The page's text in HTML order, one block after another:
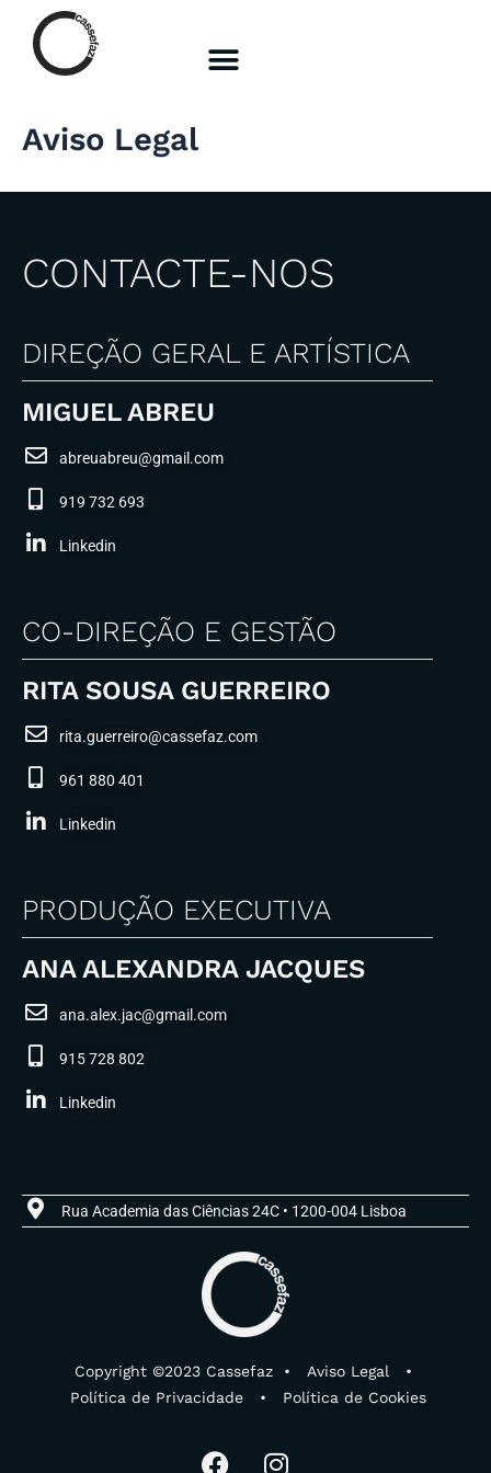
content
Aviso Legal
CONTACTE-NOS
DIREÇÃO GERAL E ARTÍSTICA
MIGUEL ABREU
abreuabreu@gmail.com
919 732 693
Linkedin
CO-DIREÇÃO E GESTÃO
RITA SOUSA GUERREIRO
rita.guerreiro@cassefaz.com
961 880 401
Linkedin
PRODUÇÃO EXECUTIVA
ANA ALEXANDRA JACQUES
ana.alex.jac@gmail.com
915 728 802
Linkedin
Rua Academia das Ciências 24C • 1200-004 Lisboa
Copyright ©2023 Cassefaz • Aviso Legal •
Política de Privacidade • Política de Cookies
F
I